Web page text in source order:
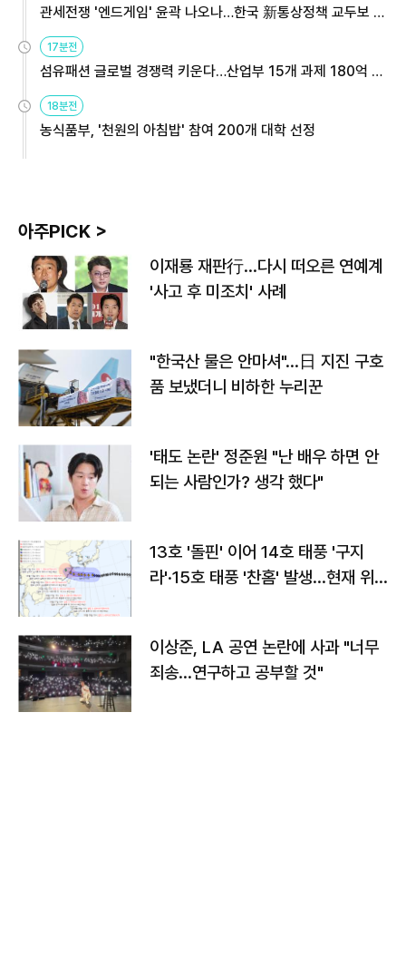
관세전쟁 '엔드게임' 윤곽 나오나…한국 新통상정책 교두보 활
용해야
17분전
섬유패션 글로벌 경쟁력 키운다…산업부 15개 과제 180억 지
원
18분전
농식품부, '천원의 아침밥' 참여 200개 대학 선정
아주PICK >
이재룡 재판行…다시 떠오른 연예계
'사고 후 미조치' 사례
"한국산 물은 안마셔"…日 지진 구호
품 보냈더니 비하한 누리꾼
'태도 논란' 정준원 "난 배우 하면 안
되는 사람인가? 생각 했다"
13호 '돌핀' 이어 14호 태풍 '구지
라'·15호 태풍 '찬홈' 발생…현재 위
이상준, LA 공연 논란에 사과 "너무
죄송…연구하고 공부할 것"